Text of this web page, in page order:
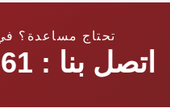
تحتاج مساعدة؟
اتصل بنا : 0556272661